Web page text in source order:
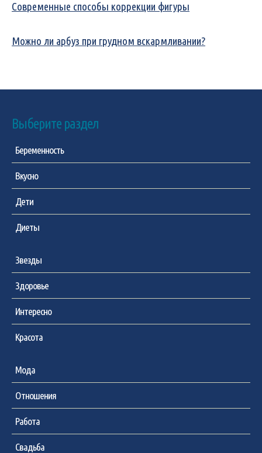
Современные способы коррекции фигуры
Можно ли арбуз при грудном вскармливании?
Выберите раздел
Беременность
Вкусно
Дети
Диеты
Звезды
Здоровье
Интересно
Красота
Мода
Отношения
Работа
Свадьба